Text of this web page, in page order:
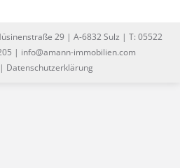
29 | A-6832 Sulz | T: 05522
| info@amann-immobilien.com
| Datenschutzerklärung